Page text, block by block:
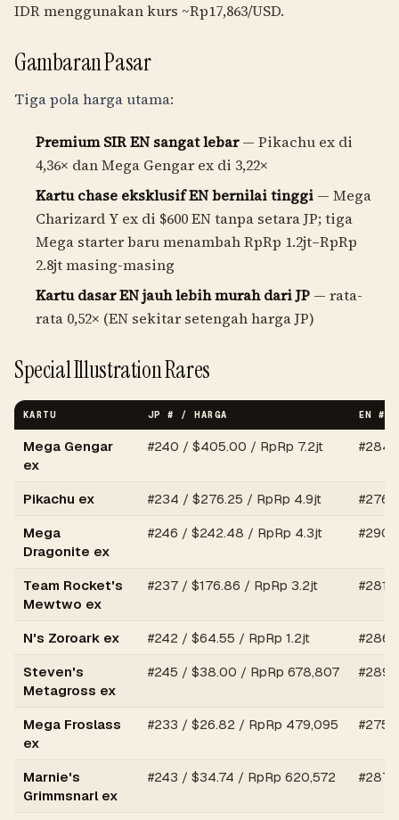
IDR menggunakan kurs ~Rp17,863/USD.
Gambaran Pasar
Tiga pola harga utama:
Premium SIR EN sangat lebar— Pikachu ex di
4,36× dan Mega Gengar ex di 3,22×
Kartu chase eksklusif EN bernilai tinggi — Mega
Charizard Y ex di $600 EN tanpa setara JP; tiga
Mega starter baru menambahRpRp 1.2jt–RpRp
2.8jtmasing-masing
Kartu dasar EN jauh lebih murah dari JP — rata-
rata 0,52× (EN sekitar setengah harga JP)
Special Illustration Rares
KARTU JP # / HARGA EN # /
Mega Gengar
ex
#240 / $405.00 / RpRp 7.2jt #284
Pikachu ex #234 / $276.25 / RpRp 4.9jt #276
Mega
Dragonite ex
#246 / $242.48 / RpRp 4.3jt #290
Team Rocket's
Mewtwo ex
#237 / $176.86 / RpRp 3.2jt #281
N's Zoroark ex #242 / $64.55 / RpRp 1.2jt #286
Steven's
Metagross ex
#245 / $38.00 / RpRp 678,807 #289
Mega Froslass
ex
#233 / $26.82 / RpRp 479,095 #275
Marnie's
Grimmsnarl ex
#243 / $34.74 / RpRp 620,572 #287